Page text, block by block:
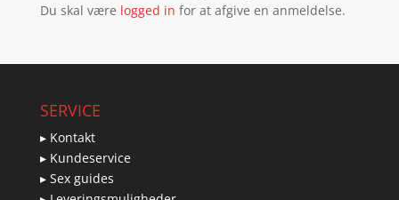
Du skal være logged in for at afgive en anmeldelse.
SERVICE
▸ Kontakt
▸ Kundeservice
▸ Sex guides